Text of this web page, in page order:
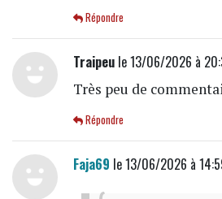
Répondre
Traipeule 13/06/2026 à
Très peu de
Répondre
Faja69 le 13/06/2026 à